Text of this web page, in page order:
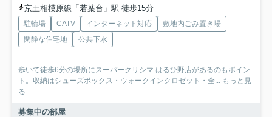
京王相模原線「若葉台」駅 徒歩15分
駐輪場 CATV インターネット対応
敷地内ごみ置き場
閑静な住宅地
公共下水
歩いて徒歩6分の場所にスーパークリシマ はるひ野店があるのもポイン
ト。収納はシューズボックス・ウォークインクロゼット・全...
もっと見
る
募集中の部屋